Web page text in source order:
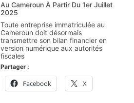
Au Cameroun À Partir Du 1er Juillet
2025
Toute entreprise immatriculée au
Cameroun doit désormais
transmettre son bilan financier en
version numérique aux autorités
fiscales
Partager :
Facebook X